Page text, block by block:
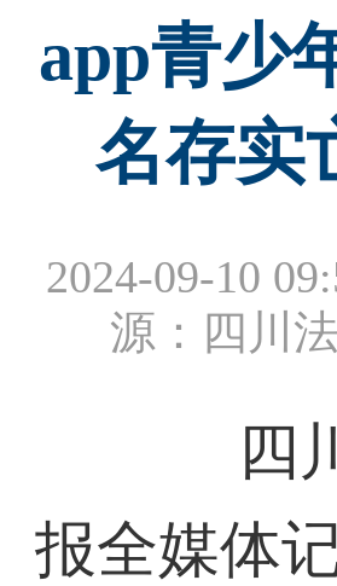
app青少
名存实
2024-09-10
源：四川
四川
报全媒体